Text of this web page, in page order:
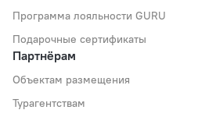
Программа лояльности GURU
Подарочные сертификаты
Партнёрам
Объектам размещения
Турагентствам